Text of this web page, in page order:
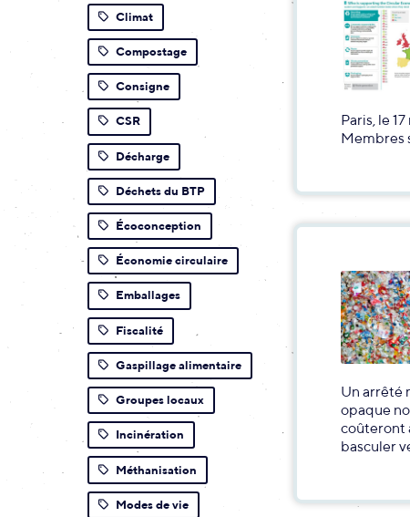
Climat
Compostage
Consigne
CSR
Décharge
Déchets du BTP
Écoconception
Économie circulaire
Emballages
Fiscalité
Gaspillage alimentaire
Groupes locaux
Incinération
Méthanisation
Modes de vie
Paris, le
Membres
Un arrêté
opaque
coûteront
basculer